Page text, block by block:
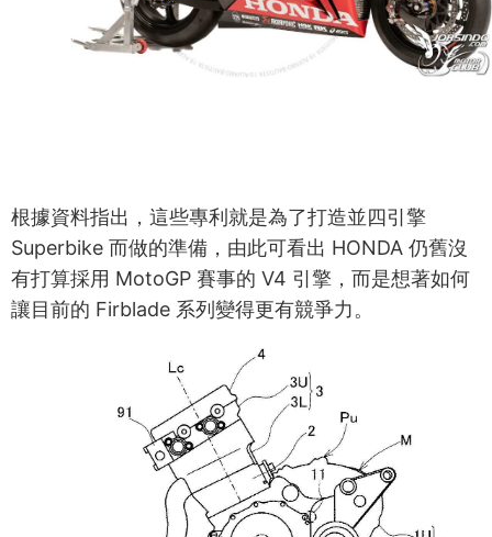
根據資料指出，這些專利就是為了打造並四引擎
Superbike 而做的準備，由此可看出 HONDA 仍舊沒
有打算採用 MotoGP 賽事的 V4 引擎，而是想著如何
讓目前的 Firblade 系列變得更有競爭力。